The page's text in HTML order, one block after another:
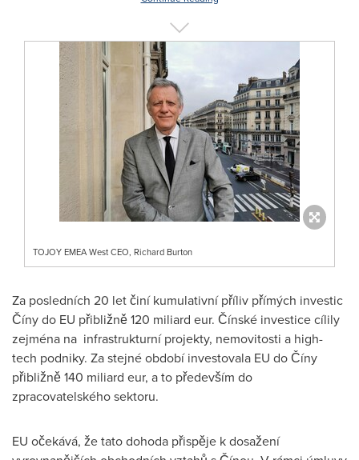
TOJOY EMEA West CEO, Richard Burton
Za posledních 20 let činí kumulativní příliv přímých investic
Číny do EU přibližně 120 miliard eur. Čínské investice cílily
zejména na infrastrukturní projekty, nemovitosti a high-
tech podniky. Za stejné období investovala EU do Číny
přibližně 140 miliard eur, a to především do
zpracovatelského sektoru.
EU očekává, že tato dohoda přispěje k dosažení